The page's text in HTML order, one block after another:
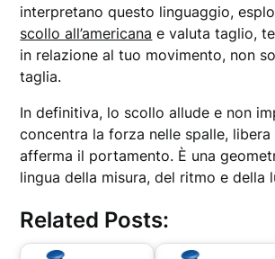
interpretano questo linguaggio,
scollo all’americana e valuta taglio,
in relazione al tuo movimento, non
taglia.
In definitiva, lo scollo allude e non
concentra la forza nelle spalle,
afferma il portamento. È una
lingua della misura, del ritmo e della
Related Posts: